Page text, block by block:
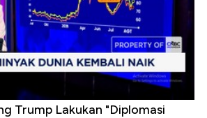
Trump Lakukan "Diplomasi